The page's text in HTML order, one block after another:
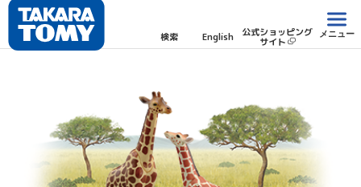
検索 English 公式ショッピング
サイト
メニュー